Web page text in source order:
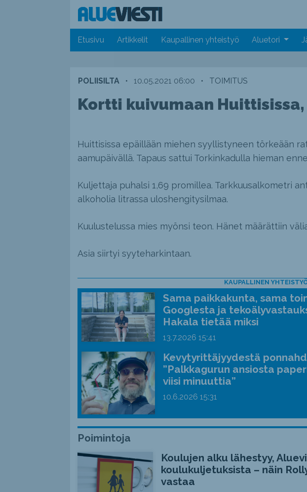
Etusivu Artikkelit Kaupallinen yhteistyö Aluetori
POLIISILTA • 10.05.2021 06:00 • TOIMITUS
Kortti kuivumaan
Huittisissa epäillään miehen syyllistyneen törkeään
aamupäivällä. Tapaus sattui Torkinkadulla hieman
Kuljettaja puhalsi 1,69 promillea. Tarkkuusalkometri
alkoholia litrassa uloshengitysilmaa.
Kuulustelussa mies myönsi teon. Hänet määrättiin
Asia siirtyi syyteharkintaan.
KAUPALLINEN
Sama paikkakunta, sama
Googlesta ja
Hakala tietää miksi
13.7.2026 15:41
Kevytyrittäjyydestä
”Palkkagurun ansiosta
viisi minuuttia”
10.6.2026 15:31
Poimintoja
Koulujen alku lähestyy,
koulukuljetuksista – näin
vastaa